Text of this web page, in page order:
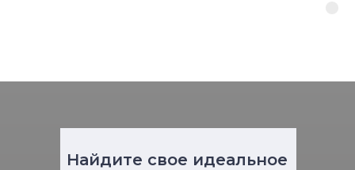
Найдите свое идеальное